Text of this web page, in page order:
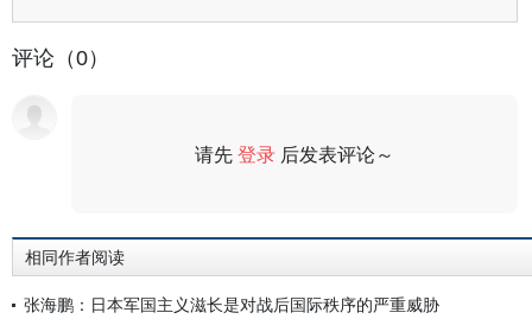
评论（0）
请先登录 后发表评论～
相同作者阅读
张海鹏：日本军国主义滋长是对战后国际秩序的严重威胁